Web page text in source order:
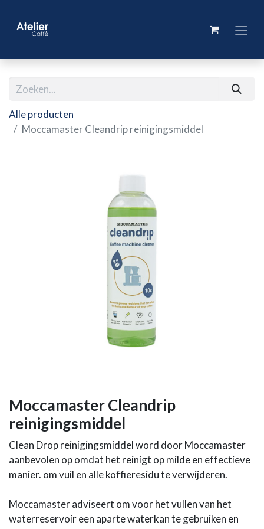
Alle producten
Moccamaster Cleandrip reinigingsmiddel
Moccamaster Cleandrip
reinigingsmiddel
Clean Drop reinigingsmiddel word door Moccamaster
aanbevolen op omdat het reinigt op milde en effectieve
manier. om vuil en alle koffieresidu te verwijderen.
Moccamaster adviseert om voor het vullen van het
waterreservoir een aparte waterkan te gebruiken en